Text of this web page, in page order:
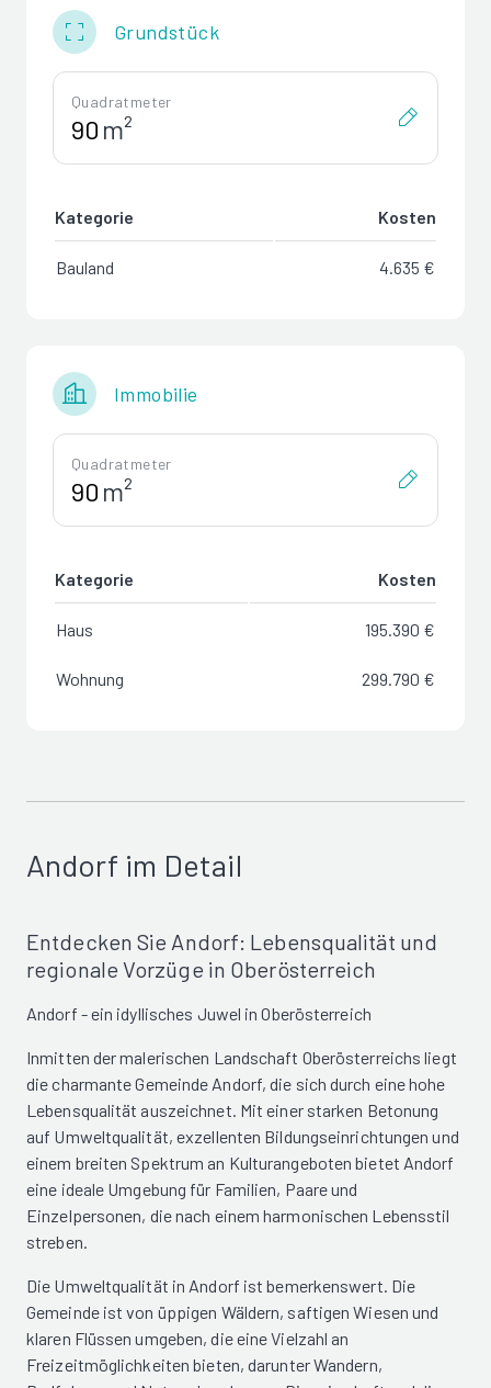
Grundstück
Quadratmeter
m²
Kategorie Kosten
Bauland 4.635 €
Immobilie
Quadratmeter
m²
Kategorie Kosten
Haus 195.390 €
Wohnung 299.790 €
Andorf im Detail
Entdecken Sie Andorf: Lebensqualität und
regionale Vorzüge in Oberösterreich
Andorf - ein idyllisches Juwel in Oberösterreich
Inmitten der malerischen Landschaft Oberösterreichs liegt
die charmante Gemeinde Andorf, die sich durch eine hohe
Lebensqualität auszeichnet. Mit einer starken Betonung
auf Umweltqualität, exzellenten Bildungseinrichtungen und
einem breiten Spektrum an Kulturangeboten bietet Andorf
eine ideale Umgebung für Familien, Paare und
Einzelpersonen, die nach einem harmonischen Lebensstil
streben.
Die Umweltqualität in Andorf ist bemerkenswert. Die
Gemeinde ist von üppigen Wäldern, saftigen Wiesen und
klaren Flüssen umgeben, die eine Vielzahl an
Freizeitmöglichkeiten bieten, darunter Wandern,